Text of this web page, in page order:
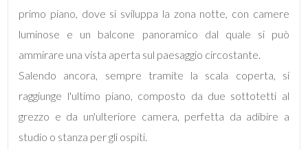
primo piano, dove si sviluppa la zona notte, con camere
luminose e un balcone panoramico dal quale si può
ammirare una vista aperta sul paesaggio circostante.
Salendo ancora, sempre tramite la scala coperta, si
raggiunge l'ultimo piano, composto da due sottotetti al
grezzo e da un'ulteriore camera, perfetta da adibire a
studio o stanza per gli ospiti.
Bagni